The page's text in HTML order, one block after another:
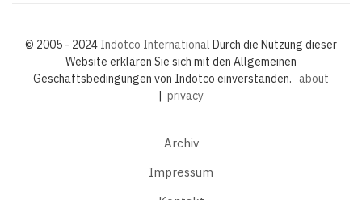
© 2005 - 2024 Indotco International Durch die Nutzung dieser
Website erklären Sie sich mit den Allgemeinen
Geschäftsbedingungen von Indotco einverstanden. about
| privacy
Archiv
Impressum